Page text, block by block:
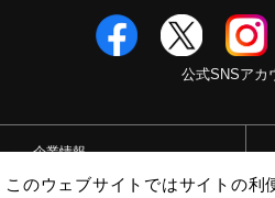
公式SNSアカ
企業情報
このウェブサイトではサイトの利